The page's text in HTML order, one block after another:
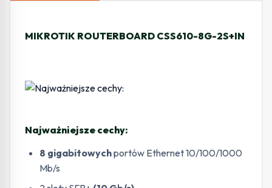
MIKROTIK ROUTERBOARD CSS610-8G-2S+IN
Najważniejsze cechy:
8 gigabitowychportów Ethernet 10/100/1000
Mb/s